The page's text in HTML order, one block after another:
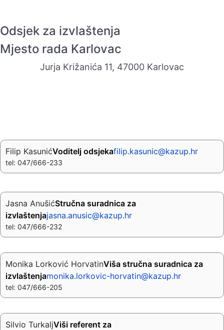
Odsjek za izvlaštenja
Mjesto rada Karlovac
Jurja Križanića 11, 47000 Karlovac
Filip KasunićVoditelj odsjekafilip.kasunic@kazup.hr
tel: 047/666-233
Jasna AnušićStručna suradnica za
izvlaštenjajasna.anusic@kazup.hr
tel: 047/666-232
Monika Lorković HorvatinViša stručna suradnica za
izvlaštenjamonika.lorkovic-horvatin@kazup.hr
tel: 047/666-205
Silvio TurkaljViši referent za